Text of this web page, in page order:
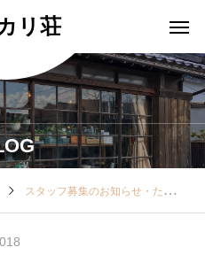
リ荘
︎スタッフ募集のお知らせ︎・ただいま ユーカリ荘ではスタッフを募集しています。・雑貨やお洋服インテリアに興味のある方おもてなしが好きな方など…連絡をお待ちしています。・詳しくはユーカリ荘ホームページよりメニュー →私たちの他のお店→decolle→リクルートページをご覧くださいませ。・・#ユーカリ荘#ライフスタイルショップ#セレクトショップ#松江#島根 #求人#recruit#リクルート#ロインツ